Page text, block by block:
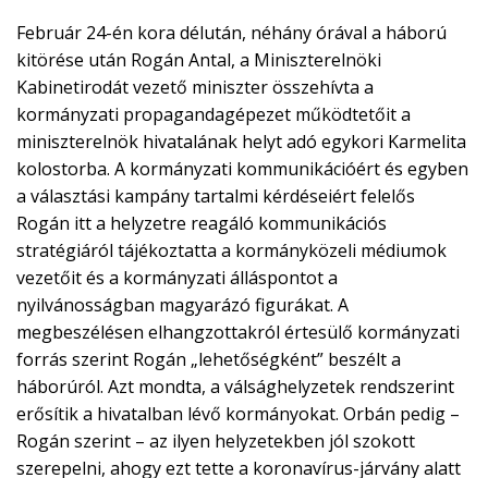
Február 24-én kora délután, néhány órával a háború
kitörése után Rogán Antal, a Miniszterelnöki
Kabinetirodát vezető miniszter összehívta a
kormányzati propagandagépezet működtetőit a
miniszterelnök hivatalának helyt adó egykori Karmelita
kolostorba. A kormányzati kommunikációért és egyben
a választási kampány tartalmi kérdéseiért felelős
Rogán itt a helyzetre reagáló kommunikációs
stratégiáról tájékoztatta a kormányközeli médiumok
vezetőit és a kormányzati álláspontot a
nyilvánosságban magyarázó figurákat. A
megbeszélésen elhangzottakról értesülő kormányzati
forrás szerint Rogán „lehetőségként” beszélt a
háborúról. Azt mondta, a válsághelyzetek rendszerint
erősítik a hivatalban lévő kormányokat. Orbán pedig –
Rogán szerint – az ilyen helyzetekben jól szokott
szerepelni, ahogy ezt tette a koronavírus-járvány alatt